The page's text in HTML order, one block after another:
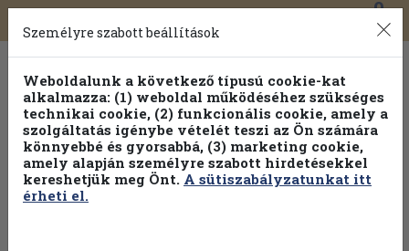
Toggle
navigation
0
Személyre szabott beállítások
Weboldalunk a következő típusú cookie-kat
alkalmazza: (1) weboldal működéséhez szükséges
technikai cookie, (2) funkcionális cookie, amely a
szolgáltatás igénybe vételét teszi az Ön számára
könnyebbé és gyorsabbá, (3) marketing cookie,
amely alapján személyre szabott hirdetésekkel
kereshetjük meg Önt. A sütiszabályzatunkat itt
érheti el.